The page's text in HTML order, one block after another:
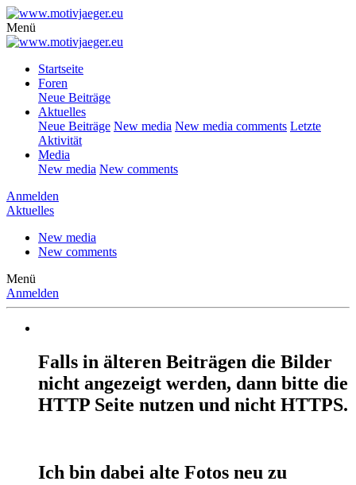
Menü
Startseite
Foren
Neue Beiträge
Aktuelles
Neue Beiträge New media New media comments Letzte
Aktivität
Media
New media New comments
Anmelden
Aktuelles
New media
New comments
Menü
Anmelden
Falls in älteren Beiträgen die Bilder
nicht angezeigt werden, dann bitte die
HTTP Seite nutzen und nicht HTTPS.
Ich bin dabei alte Fotos neu zu